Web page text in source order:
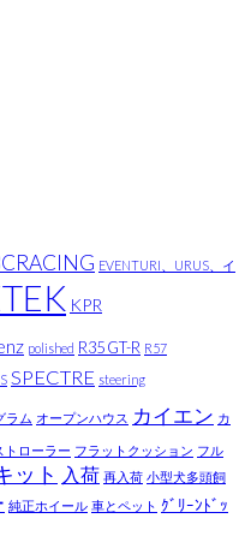
EVENTURI、URUS、イ
KPR
polished R35 GT-R R57
SPECTRE steering
ラム オープンハウス カイエン カ
トローラー フラットクッション フル
ット 入荷 再入荷 小型犬多頭飼
純正ホイール 車とペット ｸﾞﾘｰﾝﾄﾞｯ